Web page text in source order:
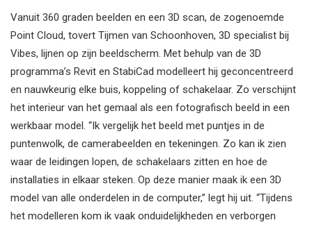
Vanuit 360 graden beelden en een 3D scan, de zogenoemde
Point Cloud, tovert Tijmen van Schoonhoven, 3D specialist bij
Vibes, lijnen op zijn beeldscherm. Met behulp van de 3D
programma’s Revit en StabiCad modelleert hij geconcentreerd
en nauwkeurig elke buis, koppeling of schakelaar. Zo verschijnt
het interieur van het gemaal als een fotografisch beeld in een
werkbaar model. “Ik vergelijk het beeld met puntjes in de
puntenwolk, de camerabeelden en tekeningen. Zo kan ik zien
waar de leidingen lopen, de schakelaars zitten en hoe de
installaties in elkaar steken. Op deze manier maak ik een 3D
model van alle onderdelen in de computer,” legt hij uit. “Tijdens
het modelleren kom ik vaak onduidelijkheden en verborgen